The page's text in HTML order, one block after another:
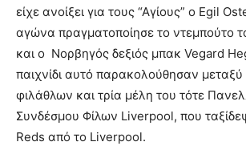
είχε ανοίξει για τους “Αγίους” ο Egil
αγώνα πραγματοποίησε το ντεμπούτο
και ο Νορβηγός δεξιός μπακ Vegard
παιχνίδι αυτό παρακολούθησαν
φιλάθλων και τρία μέλη του τότε
Συνδέσμου Φίλων Liverpool, που
Reds από το Liverpool.